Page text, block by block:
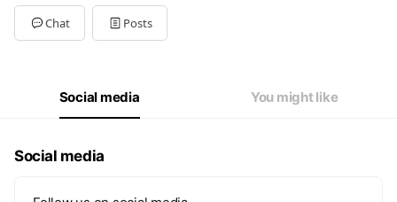
Chat Posts
Social media You might like
Social media